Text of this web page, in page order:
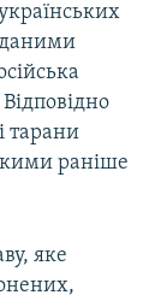
даними
тарани
раніше
яке